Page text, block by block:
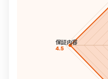
保証内容
4.5